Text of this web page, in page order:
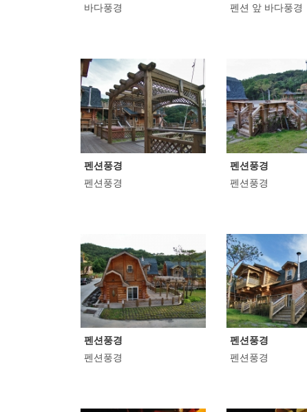
바다풍경
펜션 앞 바다풍경
펜션풍경
펜션풍경
펜션풍경
펜션풍경
펜션풍경
펜션풍경
펜션풍경
펜션풍경